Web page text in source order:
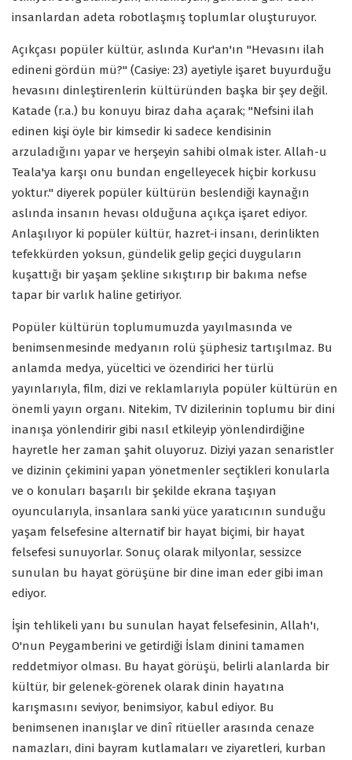
insanlardan adeta robotlaşmış toplumlar oluşturuyor.
Açıkçası popüler kültür, aslında Kur'an'ın "Hevasını ilah
edineni gördün mü?" (Casiye: 23) ayetiyle işaret buyurduğu
hevasını dinleştirenlerin kültüründen başka bir şey değil.
Katade (r.a.) bu konuyu biraz daha açarak; "Nefsini ilah
edinen kişi öyle bir kimsedir ki sadece kendisinin
arzuladığını yapar ve herşeyin sahibi olmak ister. Allah-u
Teala'ya karşı onu bundan engelleyecek hiçbir korkusu
yoktur." diyerek popüler kültürün beslendiği kaynağın
aslında insanın hevası olduğuna açıkça işaret ediyor.
Anlaşılıyor ki popüler kültür, hazret-i insanı, derinlikten
tefekkürden yoksun, gündelik gelip geçici duyguların
kuşattığı bir yaşam şekline sıkıştırıp bir bakıma nefse
tapar bir varlık haline getiriyor.
Popüler kültürün toplumumuzda yayılmasında ve
benimsenmesinde medyanın rolü şüphesiz tartışılmaz. Bu
anlamda medya, yüceltici ve özendirici her türlü
yayınlarıyla, film, dizi ve reklamlarıyla popüler kültürün en
önemli yayın organı. Nitekim, TV dizilerinin toplumu bir dini
inanışa yönlendirir gibi nasıl etkileyip yönlendirdiğine
hayretle her zaman şahit oluyoruz. Diziyi yazan senaristler
ve dizinin çekimini yapan yönetmenler seçtikleri konularla
ve o konuları başarılı bir şekilde ekrana taşıyan
oyuncularıyla, insanlara sanki yüce yaratıcının sunduğu
yaşam felsefesine alternatif bir hayat biçimi, bir hayat
felsefesi sunuyorlar. Sonuç olarak milyonlar, sessizce
sunulan bu hayat görüşüne bir dine iman eder gibi iman
ediyor.
İşin tehlikeli yanı bu sunulan hayat felsefesinin, Allah'ı,
O'nun Peygamberini ve getirdiği İslam dinini tamamen
reddetmiyor olması. Bu hayat görüşü, belirli alanlarda bir
kültür, bir gelenek-görenek olarak dinin hayatına
karışmasını seviyor, benimsiyor, kabul ediyor. Bu
benimsenen inanışlar ve dinî ritüeller arasında cenaze
namazları, dini bayram kutlamaları ve ziyaretleri, kurban